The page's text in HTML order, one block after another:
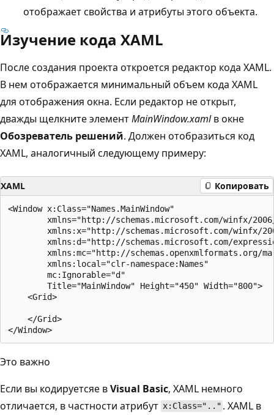
отображает свойства и атрибуты этого объекта.
Изучение кода XAML
После создания проекта откроется редактор кода XAML.
В нем отображается минимальный объем кода XAML
для отображения окна. Если редактор не открыт,
дважды щелкните элементMainWindow.xamlв окне
Обозреватель решений. Должен отобразиться код
XAML, аналогичный следующему примеру:
XAML Копировать
<Window x:Class="Names.MainWindow"
xmlns="http://schemas.microsoft.com/winfx/
xmlns:x="http://schemas.microsoft.com/winfx/
xmlns:d="http://schemas.microsoft.com/
xmlns:mc="http://schemas.openxmlformats.org/
        xmlns:local="clr-namespace:Names"
        mc:Ignorable="d"
        Title="MainWindow" Height="450" Width="800">
    <Grid>
    </Grid>
Это важно
Если вы кодируетсяе вVisual Basic, XAML немного
отличается, в частности атрибут x:Class=".." . XAML в